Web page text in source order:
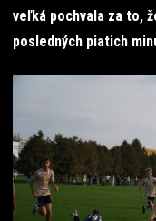
veľká pochvala za to,
posledných piatich